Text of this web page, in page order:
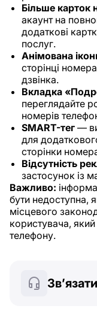
Більше карток
акаунт на
додаткові
послуг.
Анімована
сторінці
дзвінка.
Вкладка
переглядайте
номерів
SMART-тег —
для
сторінки
Відсутність
застосунок із
Важливо:
бути недоступна,
місцевого
користувача,
телефону.